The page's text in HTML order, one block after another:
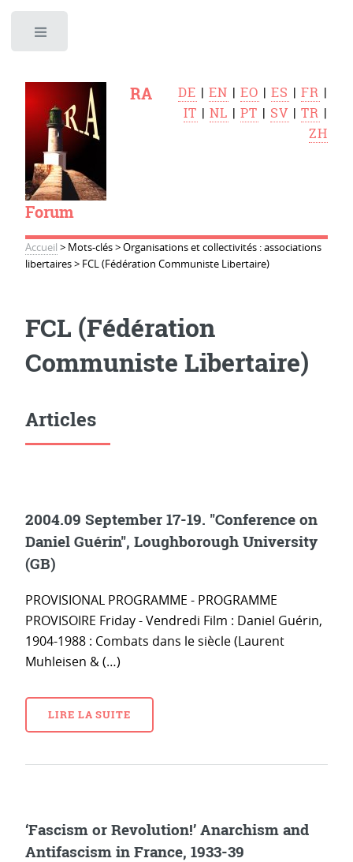
RA
Forum
DE |EN |EO |ES |FR |
IT |NL |PT | SV |TR |
ZH
Accueil > Mots-clés>Organisations et collectivités : associations
libertaires> FCL (Fédération Communiste Libertaire)
FCL (Fédération
Communiste Libertaire)
Articles
2004.09 September 17-19. "Conference on
Daniel Guérin", Loughborough University
(GB)
PROVISIONAL PROGRAMME - PROGRAMME
PROVISOIRE Friday - Vendredi Film : Daniel Guérin,
1904-1988 : Combats dans le siècle (Laurent
Muhleisen & (…)
LIRE LA SUITE
‘Fascism or Revolution!’ Anarchism and
Antifascism in France, 1933-39